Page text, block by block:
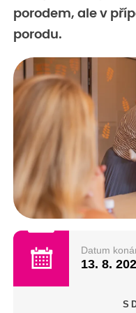
porodem, ale v
porodu.
Datum
13. 8.